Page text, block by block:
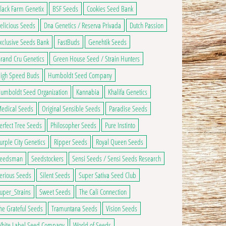
du produit
peuvent être choisies sur la page du produit
à 78,00€
a plusieurs variations. Les options peuvent être choisies sur la page du
Farm Genetix
BSF Seeds
Cookies Seed Bank
Seeds
Dna Genetics / Reserva Privada
Dutch Passion
Seeds Bank
FastBuds
Genehtik Seeds
Cru Genetics
Green House Seed / Strain Hunters
Speed Buds
Humboldt Seed Company
Seed Organization
Kannabia
Khalifa Genetics
Seeds
Original Sensible Seeds
Paradise Seeds
Tree Seeds
Philosopher Seeds
Pure Instinto
City Genetics
Ripper Seeds
Royal Queen Seeds
Seedstockers
Sensi Seeds / Sensi Seeds Research
Seeds
Silent Seeds
Super Sativa Seed Club
Sweet Seeds
The Cali Connection
Grateful Seeds
Tramuntana Seeds
Vision Seeds